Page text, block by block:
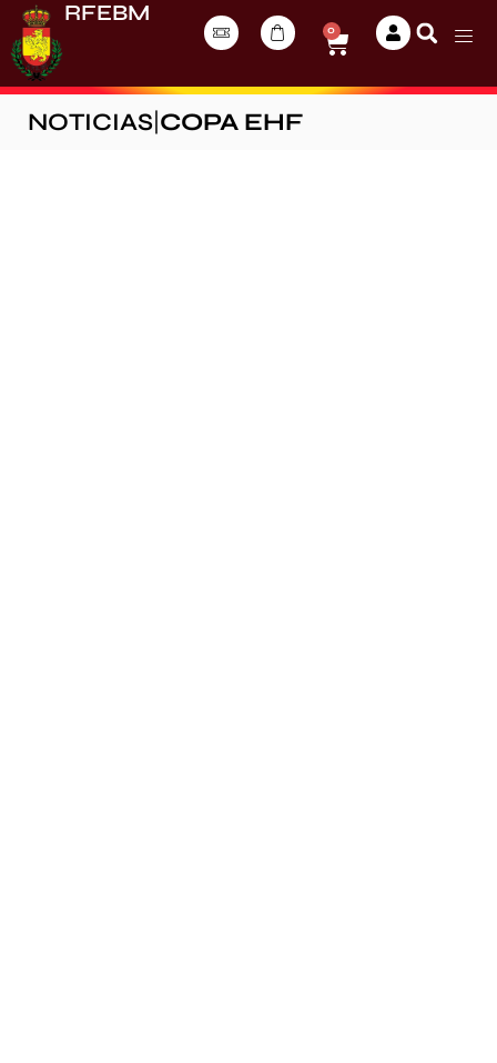
RFEBM
0
NOTICIAS COPA EHF